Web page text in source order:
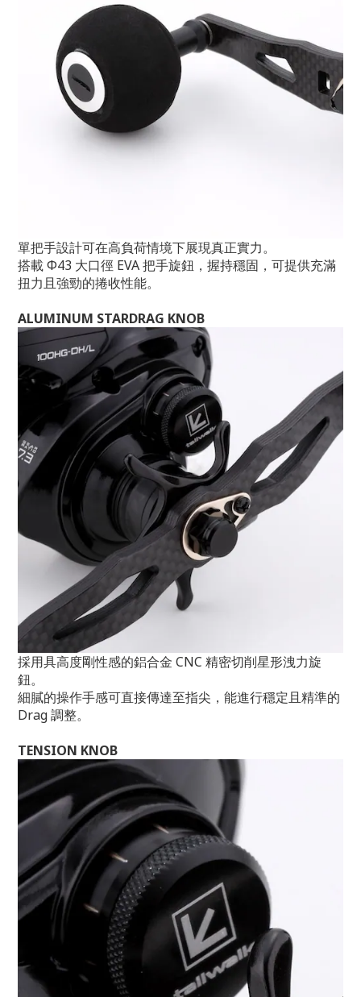
單把手設計可在高負荷情境下展現真正實力。
搭載 Φ43 大口徑 EVA 把手旋鈕，握持穩固，可提供充滿
扭力且強勁的捲收性能。
ALUMINUM STARDRAG KNOB
採用具高度剛性感的鋁合金 CNC 精密切削星形洩力旋
鈕。
細膩的操作手感可直接傳達至指尖，能進行穩定且精準的
Drag 調整。
TENSION KNOB